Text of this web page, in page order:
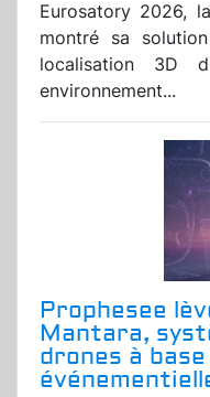
Eurosatory 2026,
montré sa
localisation 3D
environnement...
Prophesee
Mantara,
drones à